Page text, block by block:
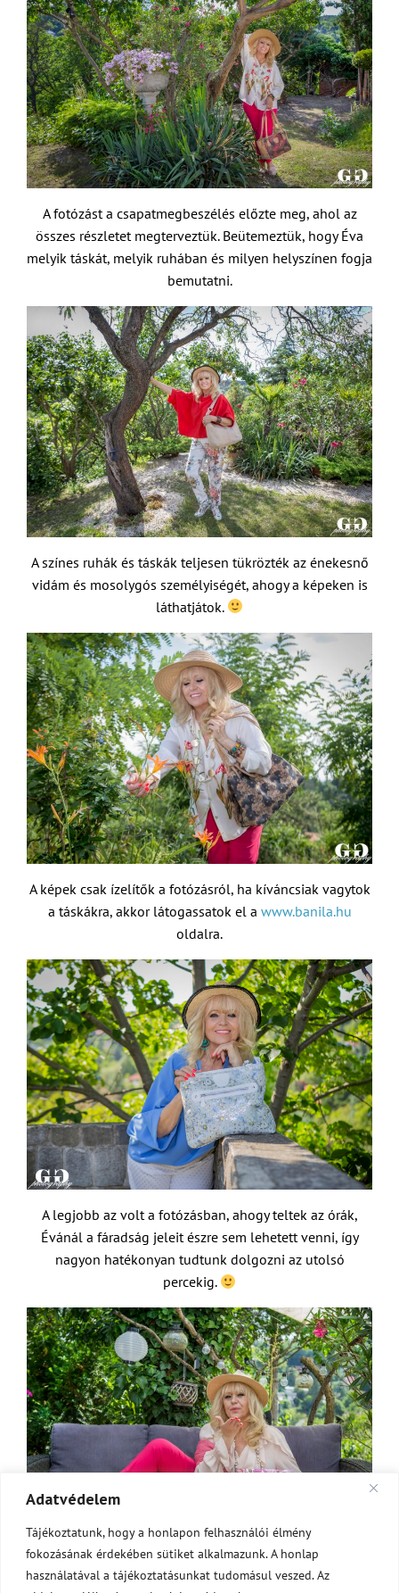
Adatvédelem
Tájékoztatunk, hogy a honlapon felhasználói élmény
fokozásának érdekében sütiket alkalmazunk. A honlap
használatával a tájékoztatásunkat tudomásul veszed. Az
A fotózást a csapatmegbeszélés előzte meg, ahol az
összes részletet megterveztük. Beütemeztük, hogy Éva
melyik táskát, melyik ruhában és milyen helyszínen fogja
bemutatni.
A színes ruhák és táskák teljesen tükrözték az énekesnő
vidám és mosolygós személyiségét, ahogy a képeken is
láthatjátok.
A képek csak ízelítők a fotózásról, ha kíváncsiak vagytok
a táskákra, akkor látogassatok el a www.banila.hu
oldalra.
A legjobb az volt a fotózásban, ahogy teltek az órák,
Évánál a fáradság jeleit észre sem lehetett venni, így
nagyon hatékonyan tudtunk dolgozni az utolsó
percekig.
Fotózás után ezt a véleményt kaptam Évától: „Gergővel
nagyon jól ment a fotózás, gyorsan és precízen